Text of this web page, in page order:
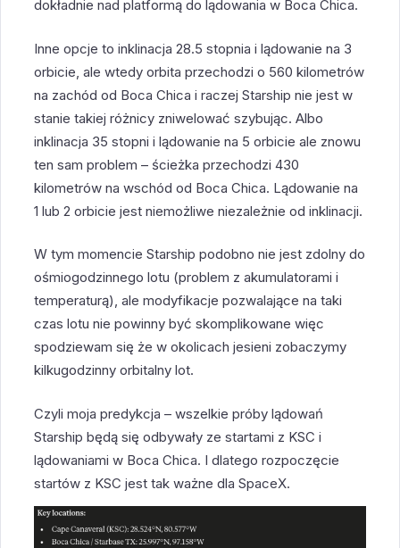
dokładnie nad platformą do lądowania w Boca Chica.
Inne opcje to inklinacja 28.5 stopnia i lądowanie na 3
orbicie, ale wtedy orbita przechodzi o 560 kilometrów
na zachód od Boca Chica i raczej Starship nie jest w
stanie takiej różnicy zniwelować szybując. Albo
inklinacja 35 stopni i lądowanie na 5 orbicie ale znowu
ten sam problem – ścieżka przechodzi 430
kilometrów na wschód od Boca Chica. Lądowanie na
1 lub 2 orbicie jest niemożliwe niezależnie od inklinacji.
W tym momencie Starship podobno nie jest zdolny do
ośmiogodzinnego lotu (problem z akumulatorami i
temperaturą), ale modyfikacje pozwalające na taki
czas lotu nie powinny być skomplikowane więc
spodziewam się że w okolicach jesieni zobaczymy
kilkugodzinny orbitalny lot.
Czyli moja predykcja – wszelkie próby lądowań
Starship będą się odbywały ze startami z KSC i
lądowaniami w Boca Chica. I dlatego rozpoczęcie
startów z KSC jest tak ważne dla SpaceX.